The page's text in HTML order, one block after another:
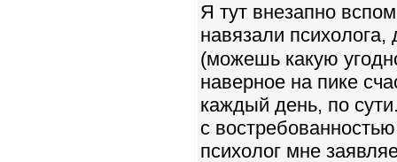
Я тут внезапно
навязали
(можешь какую
наверное на пике
каждый день, по
с
психолог мне